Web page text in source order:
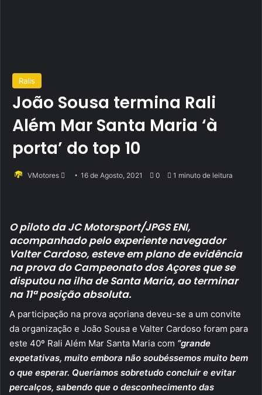
Ralis
João Sousa termina Rali
Além Mar Santa Maria ‘à
porta’ do top 10
VMotores
Send16 de Agosto, 2021 0 1 minuto de leitura
O piloto da JC Motorsport/JPGS ENI,
acompanhado pelo experiente navegador
Valter Cardoso, esteve em plano de evidência
na prova do Campeonato dos Açores que se
disputou na ilha de Santa Maria, ao terminar
na 11ª posição absoluta.
A participação na prova açoriana deveu-se a um convite
da organização e João Sousa e Valter Cardoso foram para
este 40º Rali Além Mar Santa Maria com “grande
expetativas, muito embora não soubéssemos muito bem
o que esperar. Queríamos sobretudo concluir e evitar
percalços, sabendo que o desconhecimento das